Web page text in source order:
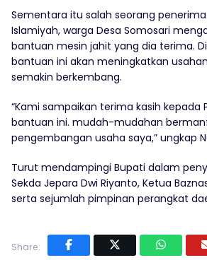
Sementara itu salah seorang
Islamiyah, warga Desa Somosari
bantuan mesin jahit yang dia terima.
bantuan ini akan meningkatkan
semakin berkembang.
“Kami sampaikan terima kasih kepada
bantuan ini. mudah-mudahan
pengembangan usaha saya,” ungkap
Turut mendampingi Bupati dalam
Sekda Jepara Dwi Riyanto, Ketua
serta sejumlah pimpinan perangkat
Share: